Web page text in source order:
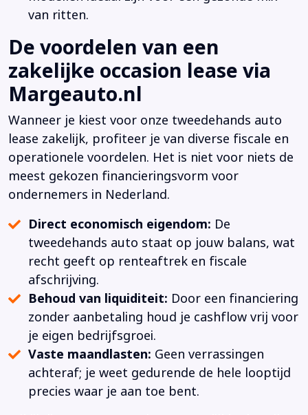
van ritten.
De voordelen van een
zakelijke occasion lease via
Margeauto.nl
Wanneer je kiest voor onze tweedehands auto
lease zakelijk, profiteer je van diverse fiscale en
operationele voordelen. Het is niet voor niets de
meest gekozen financieringsvorm voor
ondernemers in Nederland.
Direct economisch eigendom: De
tweedehands auto staat op jouw balans, wat
recht geeft op renteaftrek en fiscale
afschrijving.
Behoud van liquiditeit: Door een financiering
zonder aanbetaling houd je cashflow vrij voor
je eigen bedrijfsgroei.
Vaste maandlasten: Geen verrassingen
achteraf; je weet gedurende de hele looptijd
precies waar je aan toe bent.